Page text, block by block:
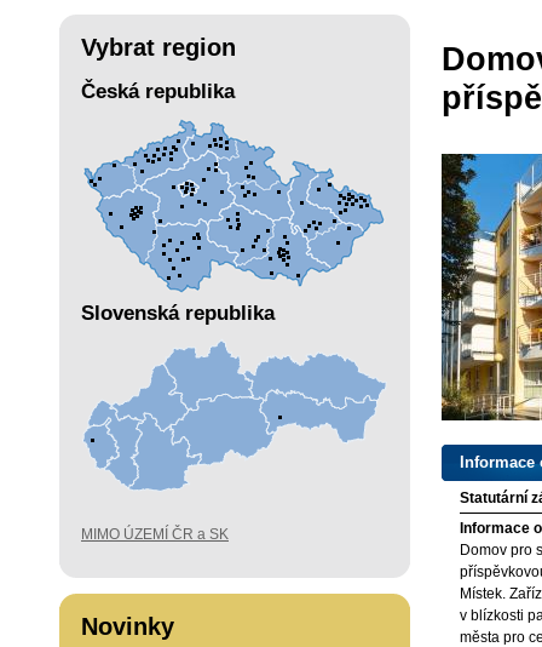
Vybrat region
Česká republika
Slovenská republika
MIMO ÚZEMÍ ČR a SK
Novinky
Statutární
Informace
Domov pro
Místek.
v blízkosti
města pro